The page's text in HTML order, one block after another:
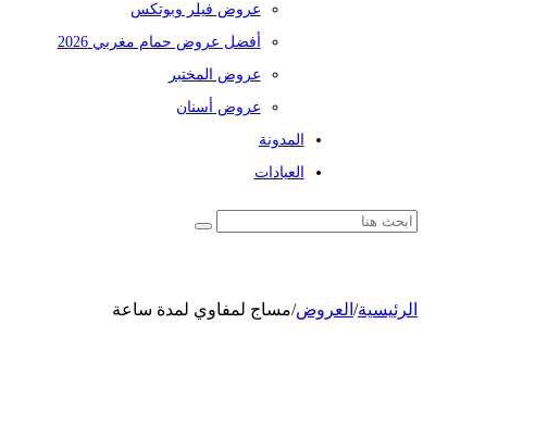
عروض فيلر وبوتكس
أفضل عروض حمام مغربي 2026
عروض المختبر
عروض أسنان
المدونة
العيادات
الرئيسية/ العروض/مساج لمفاوي لمدة ساعة